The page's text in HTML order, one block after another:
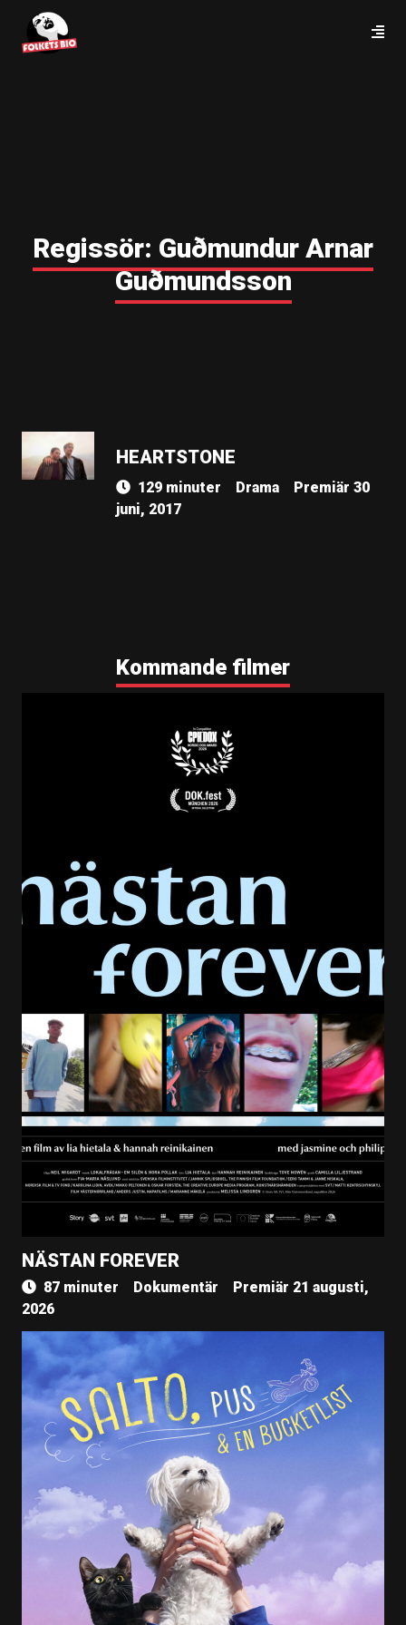
Regissör: Guðmundur Arnar
Guðmundsson
HEARTSTONE
129 minuter Drama
Premiär 30
juni, 2017
Kommande filmer
NÄSTAN FOREVER
87 minuter Dokumentär
Premiär 21 augusti,
2026